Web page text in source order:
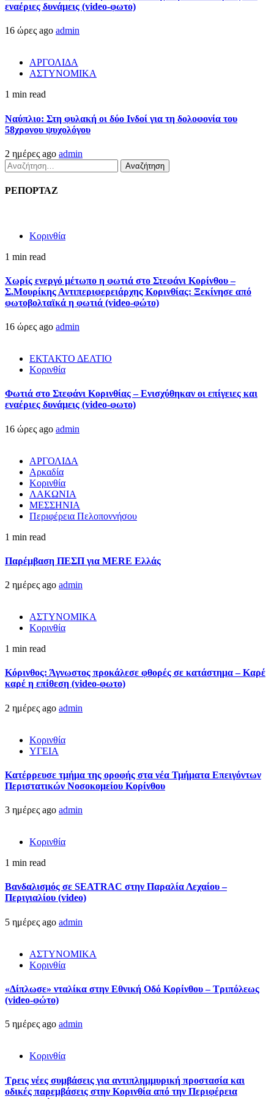
εναέριες δυνάμεις (video-φωτο)
16 ώρες ago admin
ΑΡΓΟΛΙΔΑ
ΑΣΤΥΝΟΜΙΚΑ
1 min read
Ναύπλιο: Στη φυλακή οι δύο Ινδοί για τη δολοφονία του
58χρονου ψυχολόγου
2 ημέρες ago admin
Αναζήτηση
για:
ΡΕΠΟΡΤΑΖ
Κορινθία
1 min read
Χωρίς ενεργό μέτωπο η φωτιά στο Στεφάνι Κορίνθου –
Σ.Μουρίκης Αντιπεριφερειάρχης Κορινθίας: Ξεκίνησε από
φωτοβολταϊκά η φωτιά (video-φώτο)
16 ώρες ago admin
ΕΚΤΑΚΤΟ ΔΕΛΤΙΟ
Κορινθία
Φωτιά στο Στεφάνι Κορινθίας – Ενισχύθηκαν οι επίγειες και
εναέριες δυνάμεις (video-φωτο)
16 ώρες ago admin
ΑΡΓΟΛΙΔΑ
Αρκαδία
Κορινθία
ΛΑΚΩΝΙΑ
ΜΕΣΣΗΝΙΑ
Περιφέρεια Πελοποννήσου
1 min read
Παρέμβαση ΠΕΣΠ για MERE Ελλάς
2 ημέρες ago admin
ΑΣΤΥΝΟΜΙΚΑ
Κορινθία
1 min read
Κόρινθος: Άγνωστος προκάλεσε φθορές σε κατάστημα – Καρέ
καρέ η επίθεση (video-φωτο)
2 ημέρες ago admin
Κορινθία
ΥΓΕΙΑ
Kατέρρευσε τμήμα της οροφής στα νέα Τμήματα Επειγόντων
Περιστατικών Νοσοκομείου Κορίνθου
3 ημέρες ago admin
Κορινθία
1 min read
Βανδαλισμός σε SEATRAC στην Παραλία Λεχαίου –
Περιγιαλίου (video)
5 ημέρες ago admin
ΑΣΤΥΝΟΜΙΚΑ
Κορινθία
«Δίπλωσε» νταλίκα στην Εθνική Oδό Κορίνθου – Τριπόλεως
(video-φώτο)
5 ημέρες ago admin
Κορινθία
Τρεις νέες συμβάσεις για αντιπλημμυρική προστασία και
οδικές παρεμβάσεις στην Κορινθία από την Περιφέρεια